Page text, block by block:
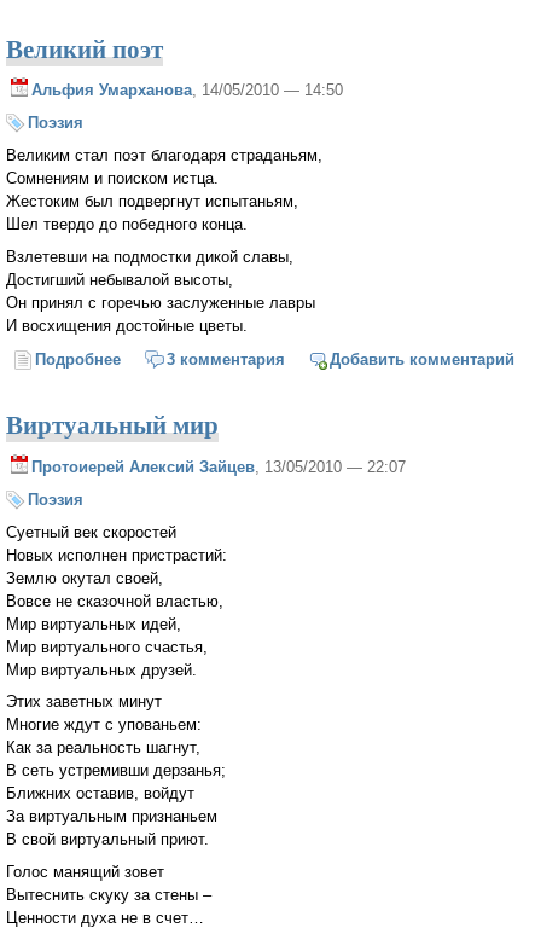
Великий поэт
Альфия Умарханова, 14/05/2010 — 14:50
Поэзия
Великим стал поэт благодаря страданьям,
Сомнениям и поиском истца.
Жестоким был подвергнут испытаньям,
Шел твердо до победного конца.
Взлетевши на подмостки дикой славы,
Достигший небывалой высоты,
Он принял с горечью заслуженные лавры
И восхищения достойные цветы.
Подробнее о Великий поэт
3 комментария Добавить комментарий
Виртуальный мир
Протоиерей Алексий Зайцев, 13/05/2010 — 22:07
Поэзия
Суетный век скоростей
Новых исполнен пристрастий:
Землю окутал своей,
Вовсе не сказочной властью,
Мир виртуальных идей,
Мир виртуального счастья,
Мир виртуальных друзей.
Этих заветных минут
Многие ждут с упованьем:
Как за реальность шагнут,
В сеть устремивши дерзанья;
Ближних оставив, войдут
За виртуальным признаньем
В свой виртуальный приют.
Голос манящий зовет
Вытеснить скуку за стены –
Ценности духа не в счет…